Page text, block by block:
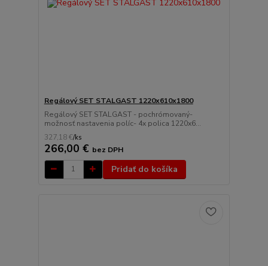
Regálový SET STALGAST 1220x610x1800
Regálový SET STALGAST - pochrómovaný-
možnosť nastavenia políc- 4x polica 1220x6...
327,18 €/ks
266,00 € bez DPH
Pridať do košíka